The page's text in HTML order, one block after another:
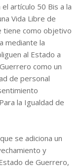
artículo 50 Bis a la
Vida Libre de
tiene como objetivo
mediante la
al Estado a
como un
de personal
la Igualdad de
se adiciona un
y
de Guerrero,